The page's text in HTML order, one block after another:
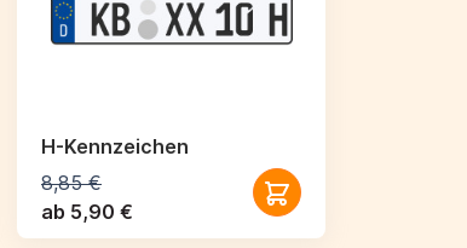
H-Kennzeichen
8,85 €
ab 5,90 €